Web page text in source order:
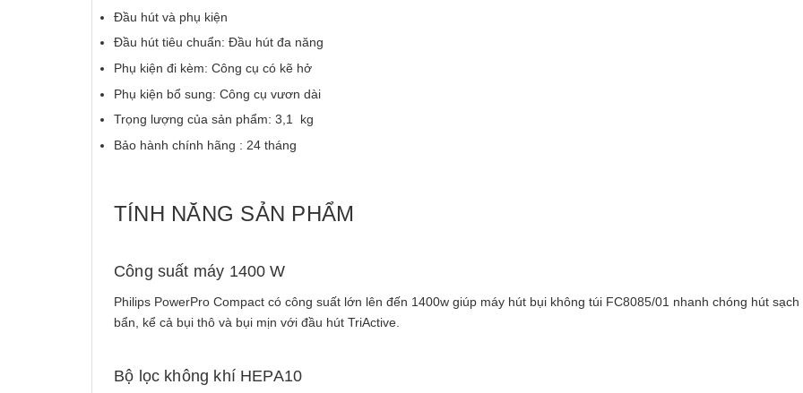
Đầu hút và phụ kiện
Đầu hút tiêu chuẩn: Đầu hút đa năng
Phụ kiện đi kèm: Công cụ có kẽ hở
Phụ kiện bổ sung: Công cụ vươn dài
Trọng lượng của sản phẩm: 3,1 kg
Bảo hành chính hãng : 24 tháng
TÍNH NĂNG SẢN PHẨM
Công suất máy 1400 W
Philips PowerPro Compact có công suất lớn lên đến 1400w giúp máy hút bụi không túi FC8085/01 nhanh chóng hút sạch
bẩn, kể cả bụi thô và bụi mịn với đầu hút TriActive.
Bộ lọc không khí HEPA10